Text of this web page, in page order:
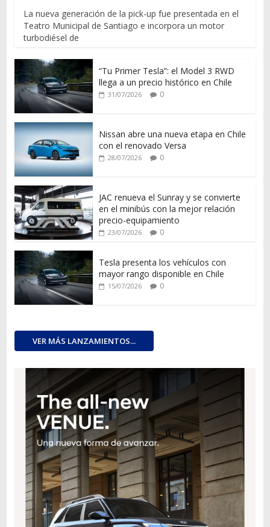
La nueva generación de la pick-up fue presentada en el
Teatro Municipal de Santiago e incorpora un motor
turbodiésel de
“Tu Primer Tesla”: el Model 3 RWD
llega a un precio histórico en Chile
31/07/2026 0
Nissan abre una nueva etapa en Chile
con el renovado Versa
28/07/2026 0
JAC renueva el Sunray y se convierte
en el minibús con la mejor relación
precio-equipamiento
23/07/2026 0
Tesla presenta los vehículos con
mayor rango disponible en Chile
15/07/2026 0
VER MÁS LANZAMIENTOS...